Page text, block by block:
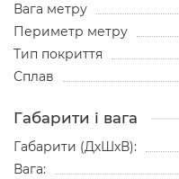
Вага метру
Периметр метру
Тип покриття
Сплав
Габарити і вага
Габарити (ДхШхВ):
Вага: